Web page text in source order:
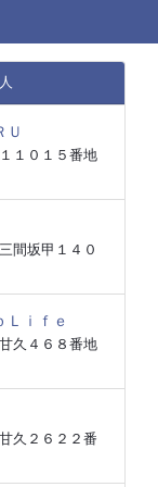
Ｕ
１０１５番地
間坂甲１４０
Ｌｉｆｅ
久４６８番地
久２６２２番